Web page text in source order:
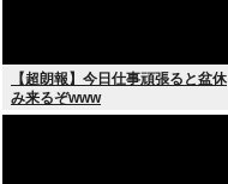
【超朗報】今日仕事頑張ると盆休
み来るぞwww